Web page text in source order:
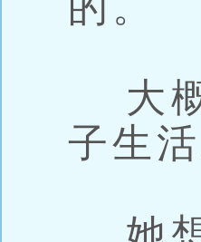
大概
子生